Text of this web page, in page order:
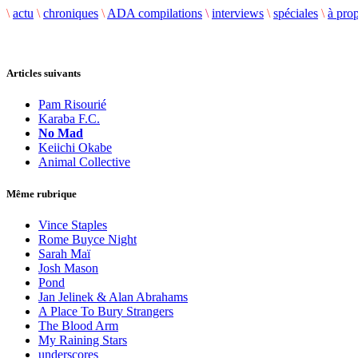
\ actu \ chroniques \ ADA compilations \ interviews \ spéciales \ à
Articles suivants
Pam Risourié
Karaba F.C.
No Mad
Keiichi Okabe
Animal Collective
Même rubrique
Vince Staples
Rome Buyce Night
Sarah Maï
Josh Mason
Pond
Jan Jelinek & Alan Abrahams
A Place To Bury Strangers
The Blood Arm
My Raining Stars
underscores